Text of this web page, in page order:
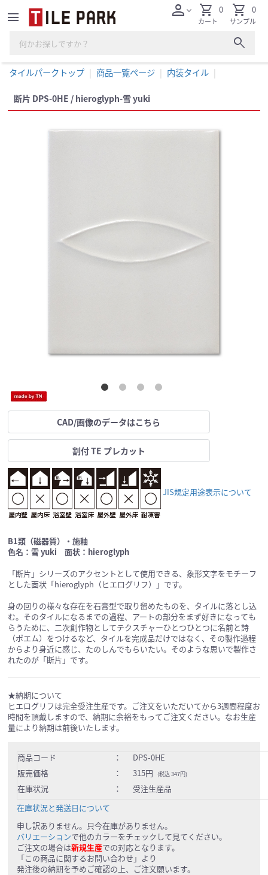
menu
search
personexpand_more shopping_cart
カート
0 shopping_cart
サンプル
0
タイルパークトップ 商品一覧ページ 内装タイル
断片 DPS-0HE / hieroglyph-雪 yuki
CAD/画像のデータはこちら
割付 TE プレカット
JIS規定用途表示について
B1類（磁器質）・施釉
色名：雪 yuki 面状：hieroglyph
「断片」シリーズのアクセントとして使用できる、象形文字をモチーフ
とした面状「hieroglyph（ヒエログリフ）」です。
身の回りの様々な存在を石膏型で取り留めたものを、タイルに落とし込
む。そのタイルになるまでの過程、アートの部分をまず好きになっても
らうために、二次創作物としてテクスチャーひとつひとつに名前と詩
（ポエム）をつけるなど、タイルを完成品だけではなく、その製作過程
からより身近に感じ、たのしんでもらいたい。そのような思いで製作さ
れたのが「断片」です。
★納期について
ヒエログリフは完全受注生産です。ご注文をいただいてから3週間程度お
時間を頂戴しますので、納期に余裕をもってご注文ください。なお生産
量により納期は前後いたします。
商品コード ：
DPS-0HE
販売価格
： 315円 (税込 347円)
在庫状況 ：
受注生産品
在庫状況と発送日について
申し訳ありません。只今在庫がありません。
バリエーションで他のカラーをチェックして見てください。
ご注文の場合は新規生産での対応となります。
「この商品に関するお問い合わせ」より
発注後の納期を予めご確認の上、ご注文願います。